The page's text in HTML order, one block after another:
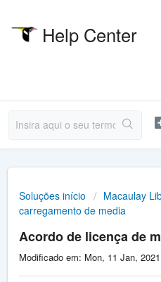
Help Center
Soluções início Macaulay
carregamento de media
Acordo de licença de
Modificado em: Mon, 11 Jan,